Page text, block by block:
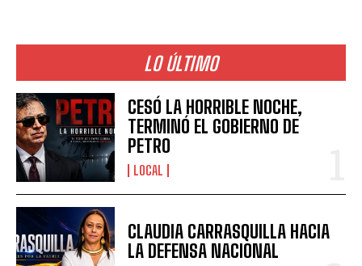
LO ÚLTIMO
CESÓ LA HORRIBLE NOCHE,
TERMINÓ EL GOBIERNO DE
PETRO
LOCAL
CLAUDIA CARRASQUILLA HACIA
LA DEFENSA NACIONAL